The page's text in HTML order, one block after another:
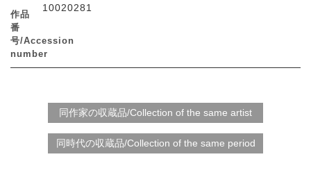
作品
番
号/Accession
number
10020281